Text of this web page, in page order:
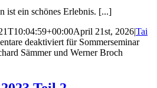
ist ein schönes Erlebnis. [...]
April 21st, 2026|Tai
deaktiviert für Sommerseminar
Sämmer und Werner Broch